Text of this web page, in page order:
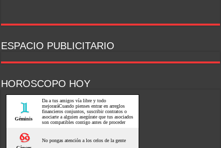
ESPACIO PUBLICITARIO
HOROSCOPO HOY